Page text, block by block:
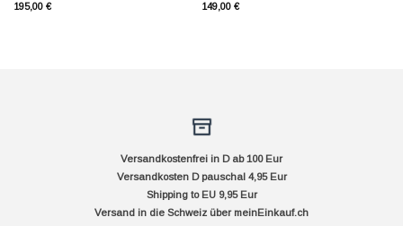
195,00 €
149,00 €
Versandkostenfrei in D ab 100 Eur
Versandkosten D pauschal 4,95 Eur
Shipping to EU 9,95 Eur
Versand in die Schweiz über meinEinkauf.ch